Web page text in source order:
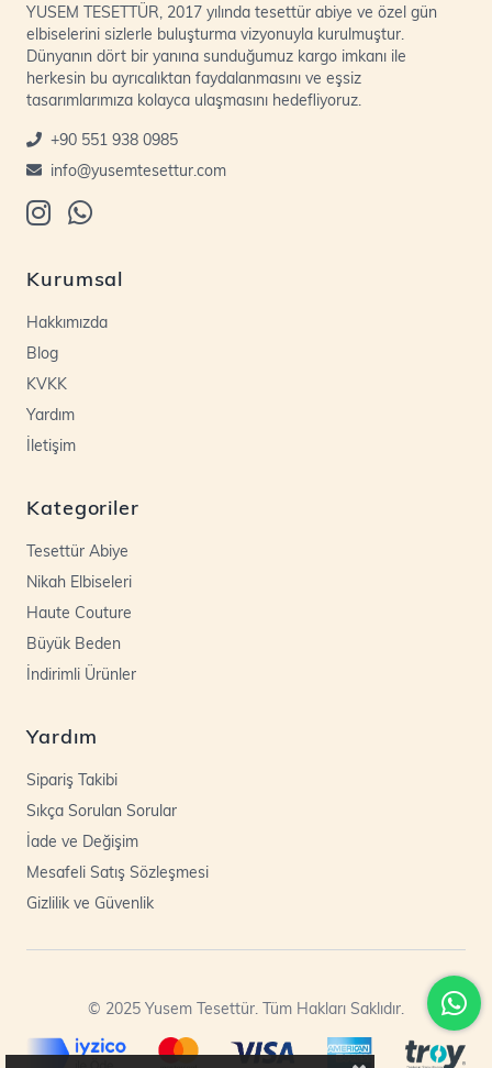
YUSEM TESETTÜR, 2017 yılında tesettür abiye ve özel gün
elbiselerini sizlerle buluşturma vizyonuyla kurulmuştur.
Dünyanın dört bir yanına sunduğumuz kargo imkanı ile
herkesin bu ayrıcalıktan faydalanmasını ve eşsiz
tasarımlarımıza kolayca ulaşmasını hedefliyoruz.
+90 551 938 0985
info@yusemtesettur.com
Kurumsal
Hakkımızda
Blog
KVKK
Yardım
İletişim
Kategoriler
Tesettür Abiye
Nikah Elbiseleri
Haute Couture
Büyük Beden
İndirimli Ürünler
Yardım
Sipariş Takibi
Sıkça Sorulan Sorular
İade ve Değişim
Mesafeli Satış Sözleşmesi
Gizlilik ve Güvenlik
© 2025 Yusem Tesettür. Tüm Hakları Saklıdır.